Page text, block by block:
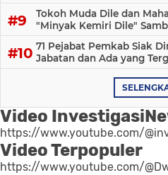
Tokoh Muda Dile dan
"Minyak Kemiri Dile"
71 Pejabat Pemkab Siak
Jabatan dan Ada yang
Video
https://www.youtube.com/
Video Terpopuler
https://www.youtube.com/